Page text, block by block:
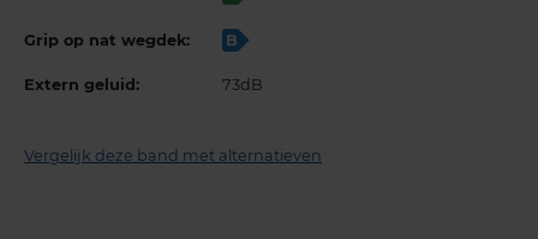
Grip op nat wegdek: B
Extern geluid: 73dB
Vergelijk deze band met alternatieven